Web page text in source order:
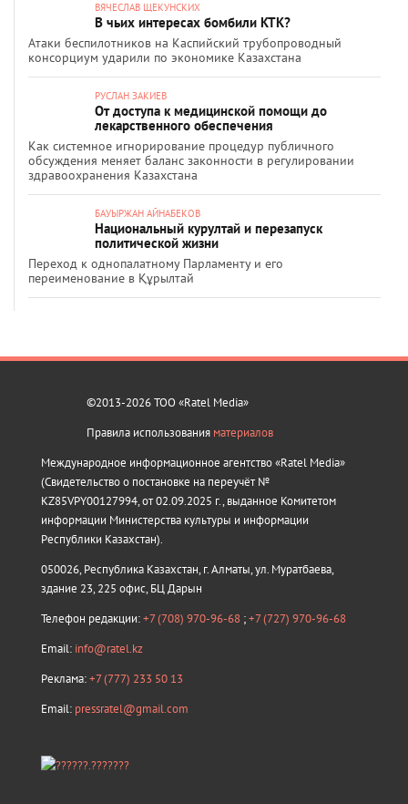
ВЯЧЕСЛАВ ЩЕКУНСКИХ
В чьих интересах бомбили КТК?
Атаки беспилотников на Каспийский трубопроводный
консорциум ударили по экономике Казахстана
РУСЛАН ЗАКИЕВ
От доступа к медицинской помощи до
лекарственного обеспечения
Как системное игнорирование процедур публичного
обсуждения меняет баланс законности в регулировании
здравоохранения Казахстана
БАУЫРЖАН АЙНАБЕКОВ
Национальный курултай и перезапуск
политической жизни
Переход к однопалатному Парламенту и его
переименование в Құрылтай
©2013-2026 ТОО «Ratel Media»
Правила использования материалов
Международное информационное агентство «Ratel Media»
(Свидетельство о постановке на переучёт №
KZ85VPY00127994, от 02.09.2025 г., выданное Комитетом
информации Министерства культуры и информации
Республики Казахстан).
050026, Республика Казахстан, г. Алматы, ул. Муратбаева,
здание 23, 225 офис, БЦ Дарын
Телефон редакции:+7 (708) 970-96-68 ;+7 (727) 970-96-68
Email: info@ratel.kz
Реклама:+7 (777) 233 50 13
Email: pressratel@gmail.com